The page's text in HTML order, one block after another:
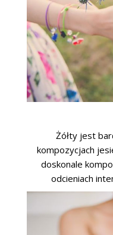
Żółty jest
kompozycjach
doskonale
odcieniach